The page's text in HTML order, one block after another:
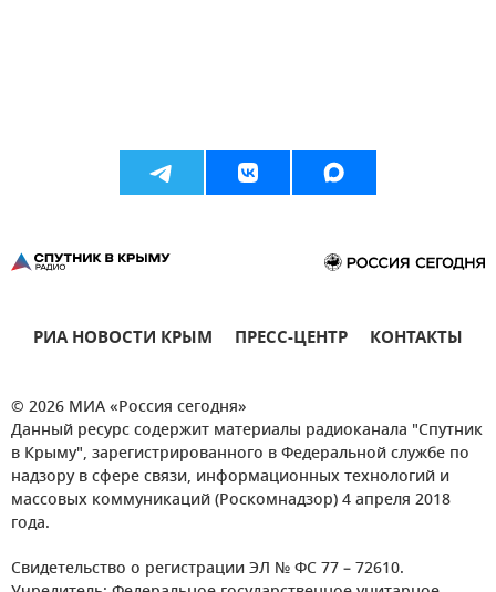
РИА НОВОСТИ КРЫМ ПРЕСС-ЦЕНТР КОНТАКТЫ
© 2026 МИА «Россия сегодня»
Данный ресурс содержит материалы радиоканала "Спутник
в Крыму", зарегистрированного в Федеральной службе по
надзору в сфере связи, информационных технологий и
массовых коммуникаций (Роскомнадзор) 4 апреля 2018
года.
Свидетельство о регистрации ЭЛ № ФС 77 – 72610.